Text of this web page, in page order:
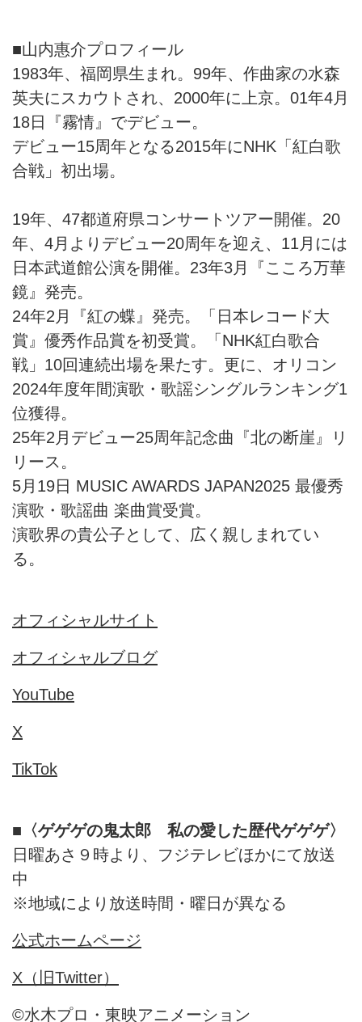
■山内惠介プロフィール
1983年、福岡県生まれ。99年、作曲家の水森
英夫にスカウトされ、2000年に上京。01年4月
18日『霧情』でデビュー。
デビュー15周年となる2015年にNHK「紅白歌
合戦」初出場。
19年、47都道府県コンサートツアー開催。20
年、4月よりデビュー20周年を迎え、11月には
日本武道館公演を開催。23年3月『こころ万華
鏡』発売。
24年2月『紅の蝶』発売。「日本レコード大
賞』優秀作品賞を初受賞。「NHK紅白歌合
戦」10回連続出場を果たす。更に、オリコン
2024年度年間演歌・歌謡シングルランキング1
位獲得。
25年2月デビュー25周年記念曲『北の断崖』リ
リース。
5月19日 MUSIC AWARDS JAPAN2025 最優秀
演歌・歌謡曲 楽曲賞受賞。
演歌界の貴公子として、広く親しまれてい
る。
オフィシャルサイト
オフィシャルブログ
YouTube
X
TikTok
■〈ゲゲゲの鬼太郎 私の愛した歴代ゲゲゲ〉
日曜あさ９時より、フジテレビほかにて放送
中
※地域により放送時間・曜日が異なる
公式ホームページ
X（旧Twitter）
©水木プロ・東映アニメーション